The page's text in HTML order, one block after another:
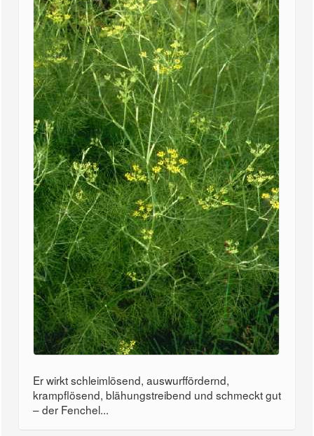
Er wirkt schleimlösend, auswurffördernd,
krampflösend, blähungstreibend und schmeckt gut